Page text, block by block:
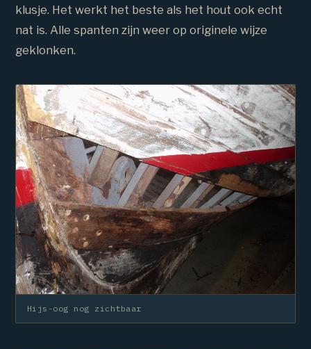
klusje. Het werkt het beste als het hout ook echt
nat is. Alle spanten zijn weer op originele wijze
geklonken.
Hijs-oog nog zichtbaar